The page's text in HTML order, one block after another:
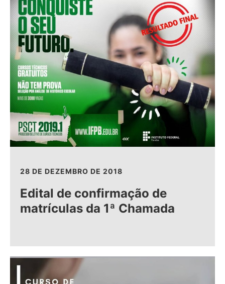
28 DE DEZEMBRO DE 2018
Edital de confirmação de
matrículas da 1ª Chamada